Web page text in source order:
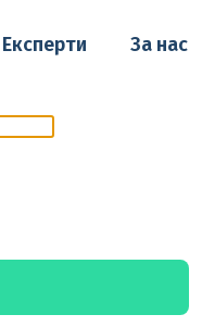
Експерти За нас